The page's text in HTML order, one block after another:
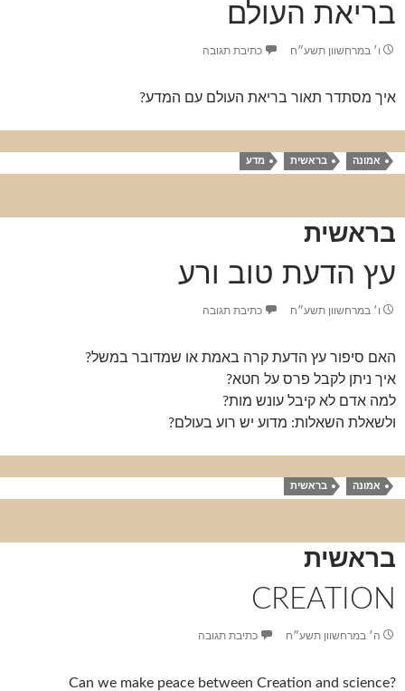
בריאת העולם
ו׳ במרחשוון תשע״ח כתיבת תגובה
איך מסתדר תאור בריאת העולם עם המדע?
אמונה בראשית מדע
בראשית
עץ הדעת טוב ורע
ו׳ במרחשוון תשע״ח כתיבת תגובה
האם סיפור עץ הדעת קרה באמת או שמדובר במשל?
איך ניתן לקבל פרס על חטא?
למה אדם לא קיבל עונש מות?
ולשאלת השאלות: מדוע יש רוע בעולם?
אמונה בראשית
בראשית
CREATION
ה׳ במרחשוון תשע״ח כתיבת תגובה
?Can we make peace between Creation and science